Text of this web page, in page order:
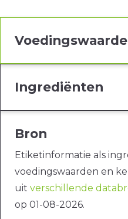
Ingrediënten
Bron
Etiketinformatie als
voedingswaarden en
uit verschillende
op 01-08-2026.